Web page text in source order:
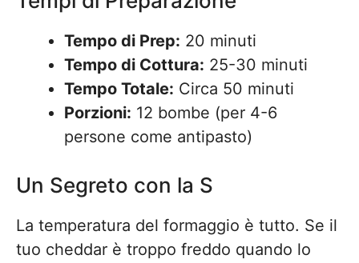
Tempo di Prep: 20 minuti
Tempo di Cottura: 25-30 minuti
Tempo Totale: Circa 50 minuti
Porzioni: 12 bombe (per 4-6
persone come antipasto)
Un Segreto con la S
La temperatura del formaggio è tutto. Se il
tuo cheddar è troppo freddo quando lo